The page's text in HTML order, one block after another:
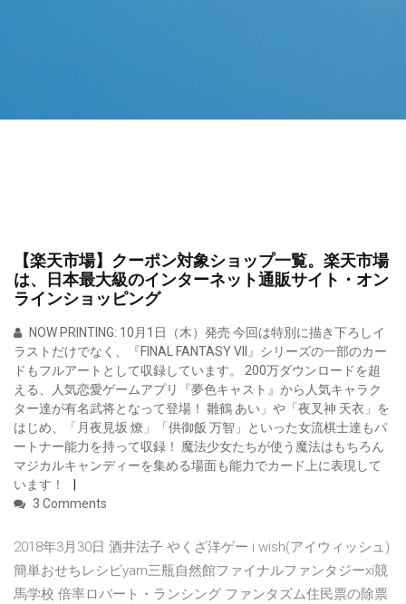
【楽天市場】クーポン対象ショップ一覧。楽天市場
は、日本最大級のインターネット通販サイト・オン
ラインショッピング
NOW PRINTING: 10月1日（木）発売 今回は特別に描き下ろしイ
ラストだけでなく、『FINAL FANTASY VII』シリーズの一部のカー
ドもフルアートとして収録しています。 200万ダウンロードを超
える、人気恋愛ゲームアプリ『夢色キャスト』から人気キャラク
ター達が有名武将となって登場！ 雛鶴 あい」や「夜叉神 天衣」を
はじめ、「月夜見坂 燎」「供御飯 万智」といった女流棋士達もパ
ートナー能力を持って収録！ 魔法少女たちが使う魔法はもちろん
マジカルキャンディーを集める場面も能力でカード上に表現して
います！
3 Comments
2018年3月30日 酒井法子 やくざ洋ゲー i wish(アイウィッシュ)
簡単おせちレシピyam三瓶自然館ファイナルファンタジーxi競
馬学校 倍率ロバート・ランシング ファンタズム住民票の除票